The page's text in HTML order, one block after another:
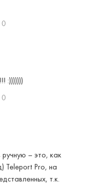
0
:)))))))
0
– это, как
Teleport Pro, на
т.к.